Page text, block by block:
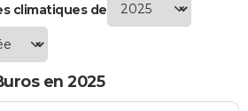
climatiques de
en 2025